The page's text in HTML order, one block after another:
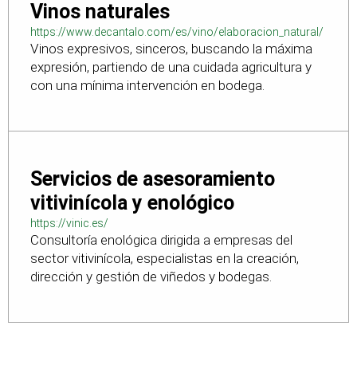
Vinos naturales
https://www.decantalo.com/es/vino/elaboracion_natural/
Vinos expresivos, sinceros, buscando la máxima
expresión, partiendo de una cuidada agricultura y
con una mínima intervención en bodega.
Servicios de asesoramiento
vitivinícola y enológico
https://vinic.es/
Consultoría enológica dirigida a empresas del
sector vitivinícola, especialistas en la creación,
dirección y gestión de viñedos y bodegas.